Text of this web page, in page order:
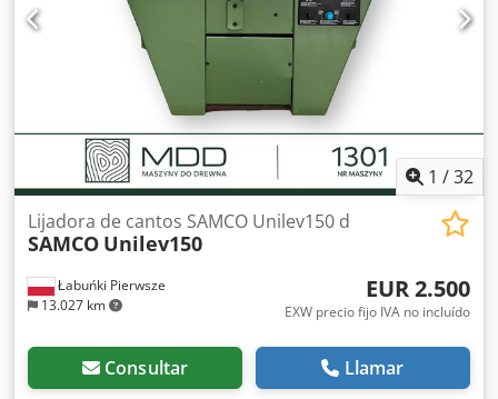
1 /32
Łabuńki Pierwsze
13.027 km
Lijadora de cantos SAMCO Unilev150 d
SAMCO Unilev150
EUR 2.500
EXW precio fijo IVA no incluído
Consultar Llamar